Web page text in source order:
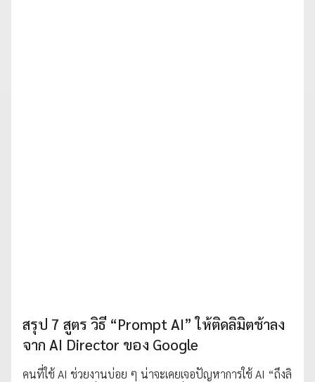
สรุป 7 สูตร วิธี “Prompt AI” ให้ติดลิมิตช้าลง
จาก AI Director ของ Google
คนที่ใช้ AI ช่วยงานบ่อย ๆ น่าจะเคยเจอปัญหาการใช้ AI “ถึงลิ